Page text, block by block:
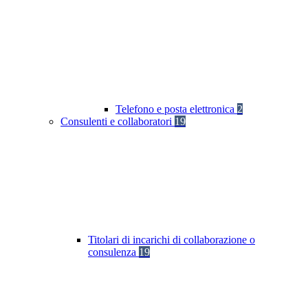
Telefono e posta elettronica 2
Consulenti e collaboratori 19
Titolari di incarichi di collaborazione o
consulenza 19